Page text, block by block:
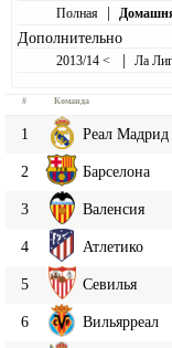
Полная |
Дополнительно
2013/14 < | Ла
# Команда
1 Реал Мадрид
2 Барселона
3 Валенсия
4 Атлетико
5 Севилья
6 Вильярреал